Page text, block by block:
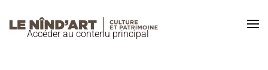
Accéder au contenu principal